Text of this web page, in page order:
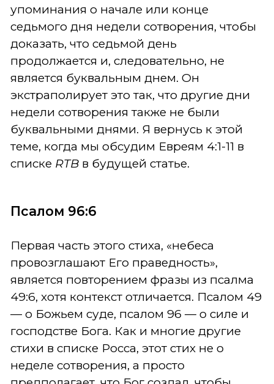
упоминания о начале или конце
седьмого дня недели сотворения, чтобы
доказать, что седьмой день
продолжается и, следовательно, не
является буквальным днем. Он
экстраполирует это так, что другие дни
недели сотворения также не были
буквальными днями. Я вернусь к этой
теме, когда мы обсудим Евреям 4:1-11 в
списке RTB в будущей статье.
Псалом 96:6
Первая часть этого стиха, «небеса
провозглашают Его праведность»,
является повторением фразы из псалма
49:6, хотя контекст отличается. Псалом 49
— о Божьем суде, псалом 96 — о силе и
господстве Бога. Как и многие другие
стихи в списке Росса, этот стих не о
неделе сотворения, а просто